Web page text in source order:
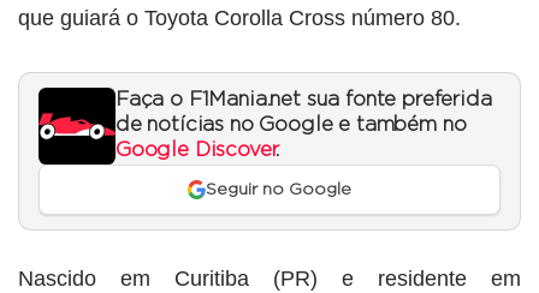
que guiará o Toyota Corolla Cross número 80.
Faça o F1Mania.net sua fonte preferida
de notícias no Google e também no
Google Discover.
Seguir no Google
Nascido em Curitiba (PR) e residente em